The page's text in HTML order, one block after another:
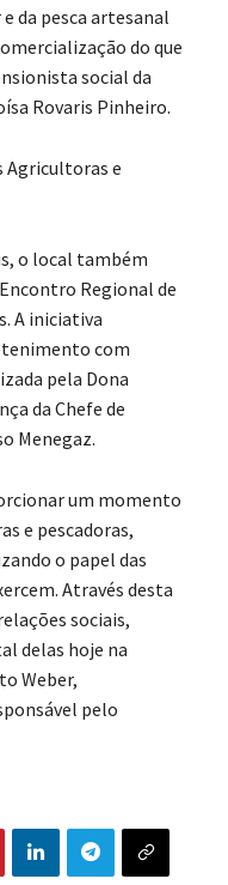
da pesca artesanal
do que
social da
Rovaris Pinheiro.
Agricultoras e
o local também
Regional de
A iniciativa
com
pela Dona
da Chefe de
Menegaz.
um momento
e pescadoras,
o papel das
Através desta
sociais,
delas hoje na
Weber,
pelo